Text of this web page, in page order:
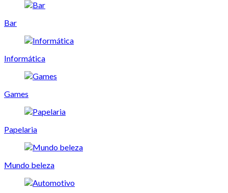
Bar
Informática
Games
Papelaria
Mundo beleza